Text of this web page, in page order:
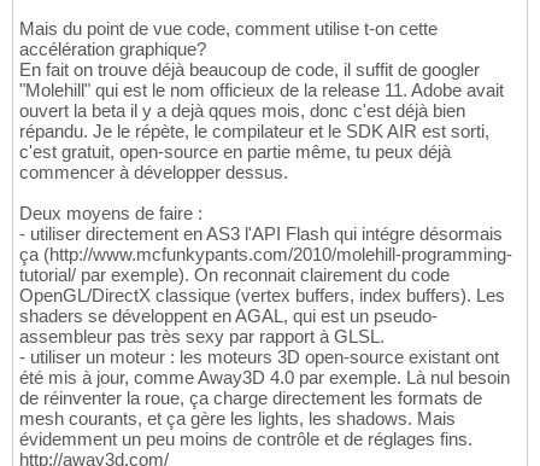
Mais du point de vue code, comment utilise t-on cette
accélération graphique?
En fait on trouve déjà beaucoup de code, il suffit de googler
"Molehill" qui est le nom officieux de la release 11. Adobe avait
ouvert la beta il y a dejà qques mois, donc c'est déjà bien
répandu. Je le répète, le compilateur et le SDK AIR est sorti,
c'est gratuit, open-source en partie même, tu peux déjà
commencer à développer dessus.
Deux moyens de faire :
- utiliser directement en AS3 l'API Flash qui intégre désormais
ça (http://www.mcfunkypants.com/2010/molehill-programming-
tutorial/ par exemple). On reconnait clairement du code
OpenGL/DirectX classique (vertex buffers, index buffers). Les
shaders se développent en AGAL, qui est un pseudo-
assembleur pas très sexy par rapport à GLSL.
- utiliser un moteur : les moteurs 3D open-source existant ont
été mis à jour, comme Away3D 4.0 par exemple. Là nul besoin
de réinventer la roue, ça charge directement les formats de
mesh courants, et ça gère les lights, les shadows. Mais
évidemment un peu moins de contrôle et de réglages fins.
http://away3d.com/